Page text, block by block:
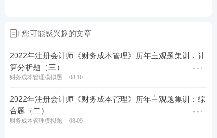
应纳税所得额为利润总额，营业净利率保持2019年水
平不变，不分配现金股利。
要求:
1.根据资料一, 计算筹资前长期资本负债率、利息保障
倍数。
您可能感兴趣的文章
2022年注册会计师《财务成本管理》历年主观题集训：计
算分析题（三）
财务成本管理模拟题 08-10
2022年注册会计师《财务成本管理》历年主观题集训：综
合题（二）
财务成本管理模拟题 08-09